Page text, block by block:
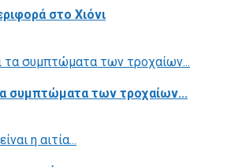
στο Χιόνι
συμπτώματα των τροχαίων...